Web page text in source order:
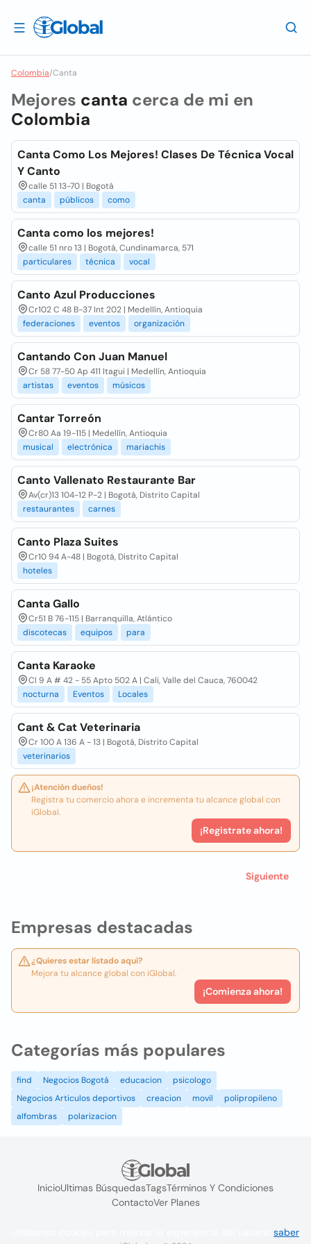
Colombia/Canta
Empresas destacadas
¿Quieres estar listado aquí?
Mejora tu alcance global con iGlobal.
¡Comienza ahora!
Mejores canta cerca de mi en
Colombia
Canta Como Los Mejores! Clases De Técnica Vocal
Y Canto
calle 51 13-70 | Bogotá
canta
públicos como
Canta como los mejores!
calle 51 nro 13 | Bogotá, Cundinamarca, 571
particulares
técnica vocal
Canto Azul Producciones
Cr102 C 48 B-37 Int 202 | Medellín, Antioquia
federaciones
eventos organización
Cantando Con Juan Manuel
Cr 58 77-50 Ap 411 Itagui | Medellín, Antioquia
artistas
eventos músicos
Cantar Torreón
Cr80 Aa 19-115 | Medellín, Antioquia
musical
electrónica mariachis
Canto Vallenato Restaurante Bar
Av(cr)13 104-12 P-2 | Bogotá, Distrito Capital
restaurantes
carnes
Canto Plaza Suites
Cr10 94 A-48 | Bogotá, Distrito Capital
hoteles
Canta Gallo
Cr51 B 76-115 | Barranquilla, Atlántico
discotecas
equipos para
Canta Karaoke
Cl 9 A # 42 - 55 Apto 502 A | Cali, Valle del Cauca, 760042
nocturna
Eventos Locales
Cant & Cat Veterinaria
Cr 100 A 136 A - 13 | Bogotá, Distrito Capital
veterinarios
¡Atención dueños!
Registra tu comercio ahora e incrementa tu alcance global con
iGlobal.
¡Registrate ahora!
Siguiente
Categorías más populares
find Negocios Bogotá educacion
psicologo
Negocios Articulos deportivos
creacion movil
polipropileno
alfombras
polarizacion
InicioUltimas BúsquedasTagsTérminos Y Condiciones
ContactoVer Planes
saber